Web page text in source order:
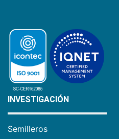
INVESTIGACIÓN
Semilleros